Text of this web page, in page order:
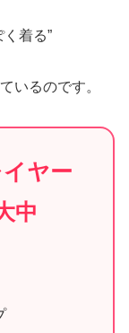
着る”
いるのです。
ヤー
中